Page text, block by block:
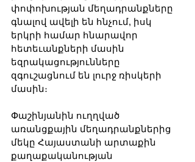
փոփոխության մեղադրանքները
գնալով ավելի են հնչում, իսկ
երկրի համար հնարավոր
հետեւանքների մասին
եզրակացությունները
զգուշացնում են լուրջ ռիսկերի
մասին։
Փաշինյանին ուղղված
առանցքային մեղադրանքներից
մեկը Հայաստանի արտաքին
քաղաքականության